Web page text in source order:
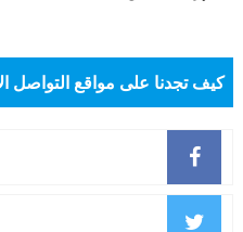
كيف تجدنا على مواقع التواصل